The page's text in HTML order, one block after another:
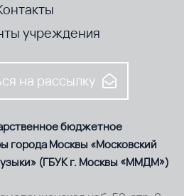
учреждения
на рассылку
бюджетное
города Москвы «Московский
(ГБУК г. Москвы «ММДМ»)